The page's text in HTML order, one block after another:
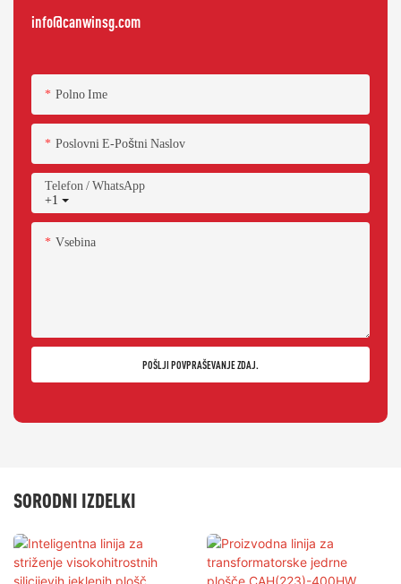
info@canwinsg.com
Polno Ime
Poslovni E-Poštni Naslov
+1
Telefon / WhatsApp
Vsebina
POŠLJI POVPRAŠEVANJE ZDAJ.
SORODNI IZDELKI